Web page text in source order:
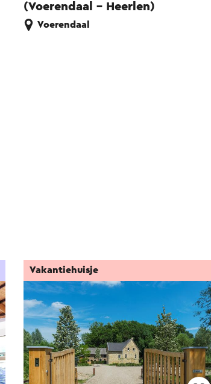
(Voerendaal - Heerlen)
Voerendaal
Vakantiehuisje